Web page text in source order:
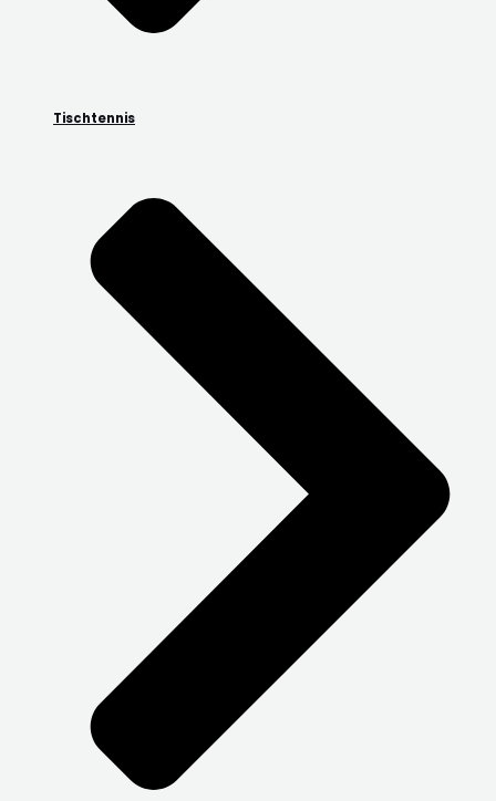
Tischtennis